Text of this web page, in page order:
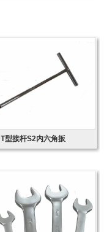
T型接杆S2内六角扳